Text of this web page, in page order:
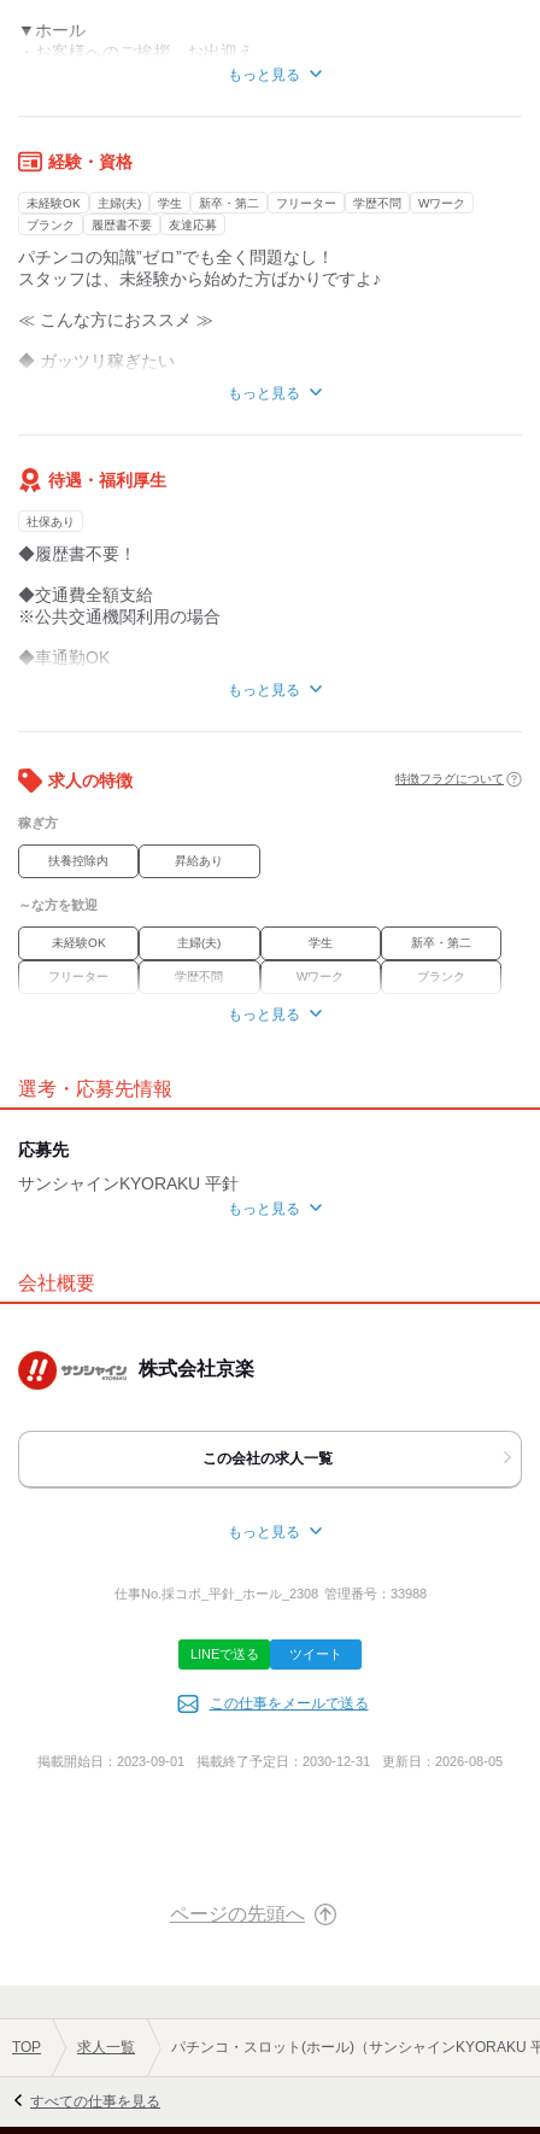
店舗ごとで、本部の方や社員さんアルバイトで
お食事会なども行ったりしますよ!!
◆MAX時給2,100円※深夜手当込み
ガッツリ稼ぎたい方にはピッタリ!!
しかも勤務初日から時給1,300円!!
これから卒業旅行などの
資金稼ぎが出来ちゃいます◎
大学終わりでもすぐ通えます◎
◆シフトの融通もバッチリ効きます
▼ホール
・お客様へのご挨拶、お出迎え
・お困りのお客様へお伺い
笑顔で対応してくださいね☆
重～い「玉運び」もありません!!
と～っても働きやすいです♪
先輩スタッフが駆けつけてくれます◎
バイト仲間を作りたい方にはピッタリ♪
もっと見る
経験・資格
未経験OK 主婦(夫) 学生 新卒・第二 フリーター 学歴不問
Wワーク
ブランク
履歴書不要 友達応募
パチンコの知識”ゼロ”でも全く問題なし！
スタッフは、未経験から始めた方ばかりですよ♪
≪ こんな方におススメ ≫
◆ ガッツリ稼ぎたい
皆さんのご応募まってます♪
もっと見る
待遇・福利厚生
社保あり
◆履歴書不要！
◆交通費全額支給
※公共交通機関利用の場合
◆車通勤OK
◆勤務初日から時給1,300円～
◆正社員登用制度有
◆屋内原則禁煙（喫煙室あり）
≪身だしなみについて≫
◇制服貸与
◇ネイルＯＫ
◇髪色髪型自由
◇アクセサリーＯＫ
（ネックレス/リング/ピアス）
※身だしなみはお客様に不快感を与えない好感の持てる身だしな
*・。*・。*・。*・。*・。*・。*・。*
サンシャインKYORAKUなら
新人さんもいつでもWelcomeだから安心♪
好奇心旺盛な先輩スタッフが
「どこの大学なの？」「今いくつ？」
大学以外のバイト仲間を作るのも良し！
フル勤務でガッツリ稼ぐのも良し！
あなた次第で働き方はた～くさんあります♪
*・。*・。*・。*・。*・。*・。*・。*
もっと見る
求人の特徴 特徴フラグについて
稼ぎ方
扶養控除内 昇給あり
～な方を歓迎
未経験OK 主婦(夫) 学生 新卒・第二
フリーター 学歴不問 Wワーク ブランク
魅力的な待遇
交通費有
自分らしい恰好
履歴書不要 友達応募
もっと見る
選考・応募先情報
応募先
サンシャインKYORAKU 平針
[最寄駅]
愛知県 名古屋市天白区⁄平針駅 (徒歩 5分)ほか
[住所]
愛知県名古屋市天白区平針1-2210
応募方法
～最後までお読みいただき、ありがとうございます～
お電話の際に「バイトルを見ました」
応募完了後に、メールが届きます。
そちらから第3希望日まで面接希望日程を入力し、
ご返信をお願い致します。
※ 18:00以降のWEB応募は、
最終学歴 OR アルバイト歴を記載頂くため、
思い出しておいて下さると嬉しいです！
担当者
もっと見る
会社概要
株式会社京楽
この会社の求人一覧
愛知県名古屋市天白区中砂町４２０
もっと見る
仕事No. 採コボ_平針_ホール_2308 管理番号： 33988
LINEで送る ツイート
この仕事をメールで送る
掲載開始日： 2023-09-01 掲載終了予定日： 2030-12-31 更新日： 2026-08-05
ページの先頭へ
TOP 求人一覧 パチンコ・スロット(ホール)（サンシャインKYORAKU
すべての仕事を見る